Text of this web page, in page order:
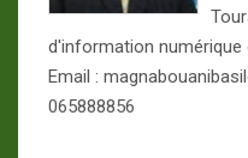
d'information numérique
Email :
065888856